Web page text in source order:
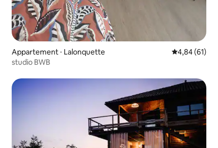
Appartement ⋅ Lalonquette Évaluation
4,84 (61)
studio BWB